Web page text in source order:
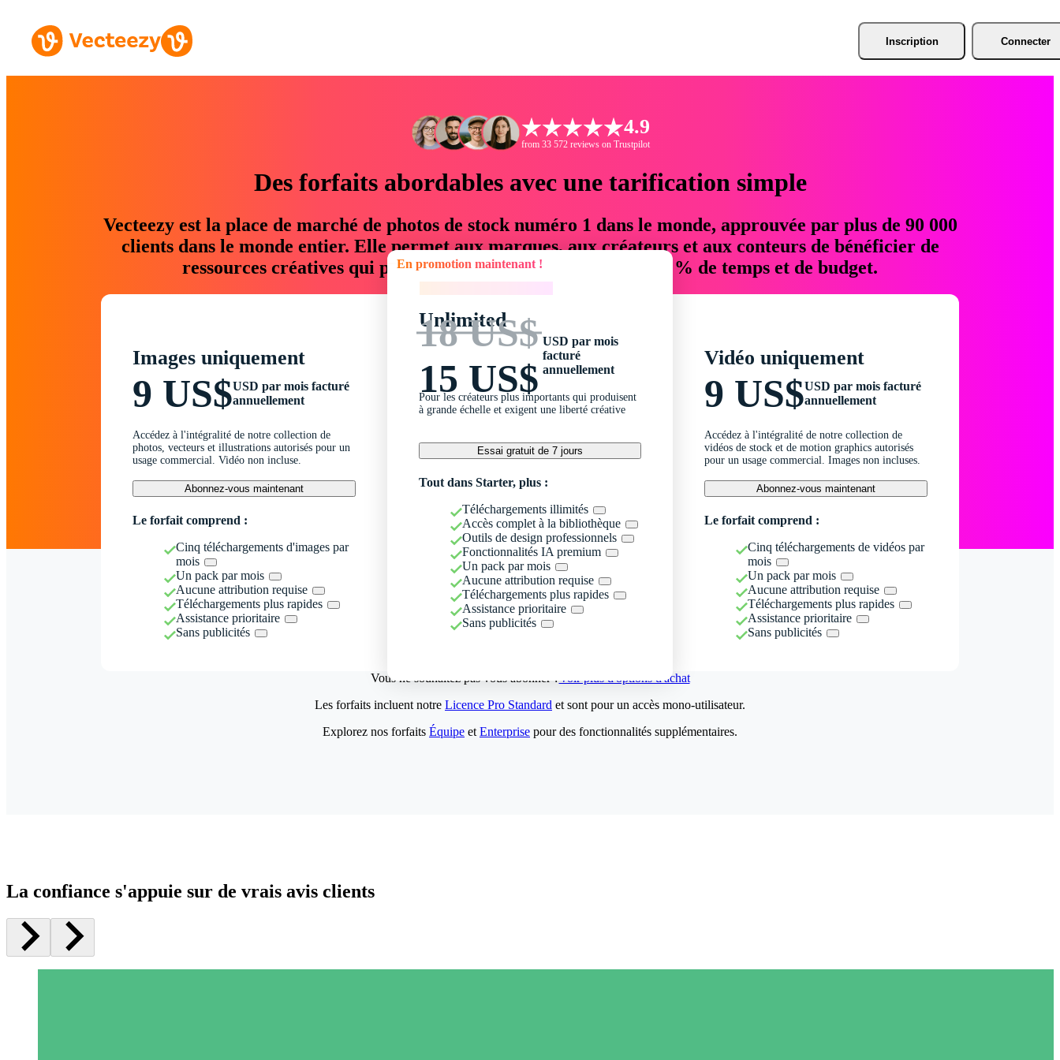
Inscription Connecter
4.9
from 33 572 reviews on Trustpilot
Des forfaits abordables avec une tarification simple
Vecteezy est la place de marché de photos de stock numéro 1 dans le monde, approuvée par plus de 90 000
clients dans le monde entier. Elle permet aux marques, aux créateurs et aux conteurs de bénéficier de
ressources créatives qui permettent d'économiser jusqu'à 76 % de temps et de budget.
Images uniquement
9 US$USD par mois facturé
annuellement
Accédez à l'intégralité de notre collection de
photos, vecteurs et illustrations autorisés pour un
usage commercial. Vidéo non incluse.
Abonnez-vous maintenant
Le forfait comprend :
Cinq téléchargements d'images par
mois
Un pack par mois
Aucune attribution requise
Téléchargements plus rapides
Assistance prioritaire
Sans publicités
En promotion maintenant !
Unlimited
18 US$
15 US$
USD par mois
facturé
annuellement
Pour les créateurs plus importants qui produisent
à grande échelle et exigent une liberté créative
Essai gratuit de 7 jours
Tout dans Starter, plus :
Téléchargements illimités
Accès complet à la bibliothèque
Outils de design professionnels
Fonctionnalités IA premium
Un pack par mois
Aucune attribution requise
Téléchargements plus rapides
Assistance prioritaire
Sans publicités
Vidéo uniquement
9 US$USD par mois facturé
annuellement
Accédez à l'intégralité de notre collection de
vidéos de stock et de motion graphics autorisés
pour un usage commercial. Images non incluses.
Abonnez-vous maintenant
Le forfait comprend :
Cinq téléchargements de vidéos par
mois
Un pack par mois
Aucune attribution requise
Téléchargements plus rapides
Assistance prioritaire
Sans publicités
Vous ne souhaitez pas vous abonner ?Voir plus d'options d'achat
Les forfaits incluent notre Licence Pro Standard et sont pour un accès mono-utilisateur.
Explorez nos forfaits Équipe et Enterprise pour des fonctionnalités supplémentaires.
La confiance s'appuie sur de vrais avis clients